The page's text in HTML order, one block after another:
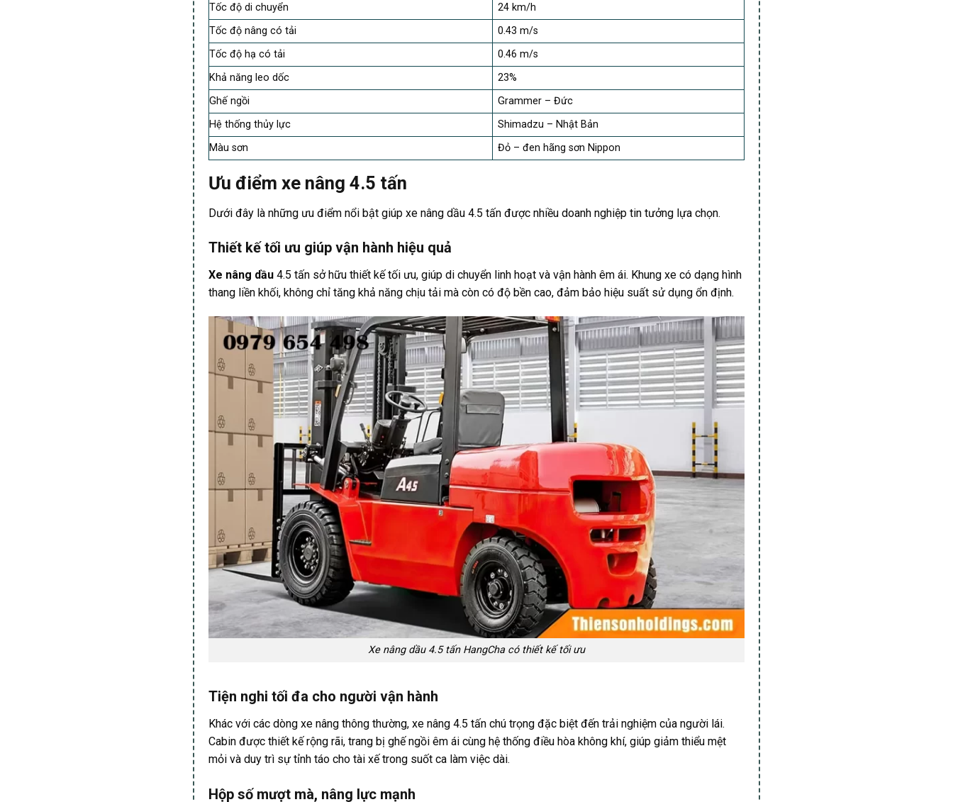
Tốc độ di chuyển
24 km/h
Tốc độ nâng có tải
0.43 m/s
Tốc độ hạ có tải
0.46 m/s
Khả năng leo dốc
23%
Ghế ngồi
Grammer – Đức
Hệ thống thủy lực
Shimadzu – Nhật Bản
Màu sơn
Đỏ – đen hãng sơn Nippon
Ưu điểm xe nâng 4.5 tấn
Dưới đây là những ưu điểm nổi bật giúp xe nâng dầu 4.5 tấn được nhiều doanh nghiệp tin tưởng lựa chọn.
Thiết kế tối ưu giúp vận hành hiệu quả
Xe nâng dầu 4.5 tấn sở hữu thiết kế tối ưu, giúp di chuyển linh hoạt và vận hành êm ái. Khung xe có dạng hình
thang liền khối, không chỉ tăng khả năng chịu tải mà còn có độ bền cao, đảm bảo hiệu suất sử dụng ổn định.
Xe nâng dầu 4.5 tấn HangCha có thiết kế tối ưu
Tiện nghi tối đa cho người vận hành
Khác với các dòng xe nâng thông thường, xe nâng 4.5 tấn chú trọng đặc biệt đến trải nghiệm của người lái.
Cabin được thiết kế rộng rãi, trang bị ghế ngồi êm ái cùng hệ thống điều hòa không khí, giúp giảm thiểu mệt
mỏi và duy trì sự tỉnh táo cho tài xế trong suốt ca làm việc dài.
Hộp số mượt mà, nâng lực mạnh